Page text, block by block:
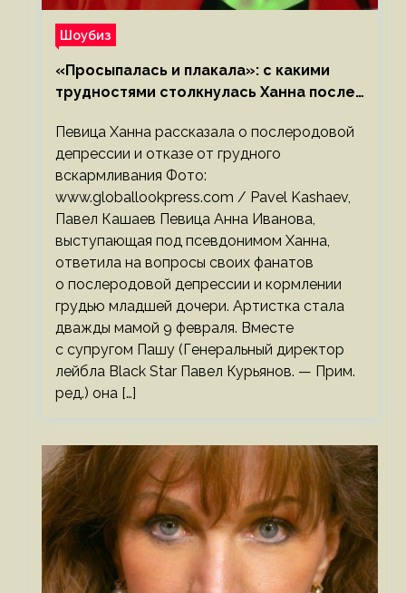
Шоубиз
«Просыпалась и плакала»: с какими
трудностями столкнулась Ханна после
Певица Ханна рассказала о послеродовой
депрессии и отказе от грудного
вскармливания Фото:
www.globallookpress.com / Pavel Kashaev,
Павел Кашаев Певица Анна Иванова,
выступающая под псевдонимом Ханна,
ответила на вопросы своих фанатов
о послеродовой депрессии и кормлении
грудью младшей дочери. Артистка стала
дважды мамой 9 февраля. Вместе
с супругом Пашу (Генеральный директор
лейбла Black Star Павел Курьянов. — Прим.
ред.) она […]